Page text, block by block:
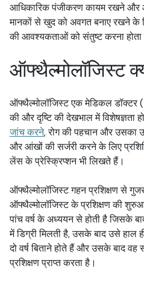
आधिकारिक पंजीकरण कायम रखने
मानकों से खुद को अवगत बनाए रखने के
की आवश्यकताओं को संतुष्ट करना होता
ऑफ्थैल्मोलॉजिस्ट
ऑफ्थैल्मोलॉजिस्ट एक मेडिकल डॉक्टर
की और दृष्टि की देखभाल में विशेषज्ञता
जांच करने, रोग की पहचान और उसका
और आंखों की सर्जरी करने के लिए
लेंस के प्रेस्क्रिप्शन भी लिखते हैं।
ऑफ्थैल्मोलॉजिस्ट गहन प्रशिक्षण से
ऑफ्थैल्मोलॉजिस्ट के प्रशिक्षण की
पांच वर्ष के अध्ययन से होती है जिसके
में डिग्री मिलती है, उसके बाद उसे हाल
दो वर्ष बिताने होते हैं और उसके बाद वह
प्रशिक्षण प्राप्त करता है।